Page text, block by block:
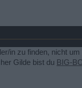
in zu finden, nicht
Gilde bist du BIG-